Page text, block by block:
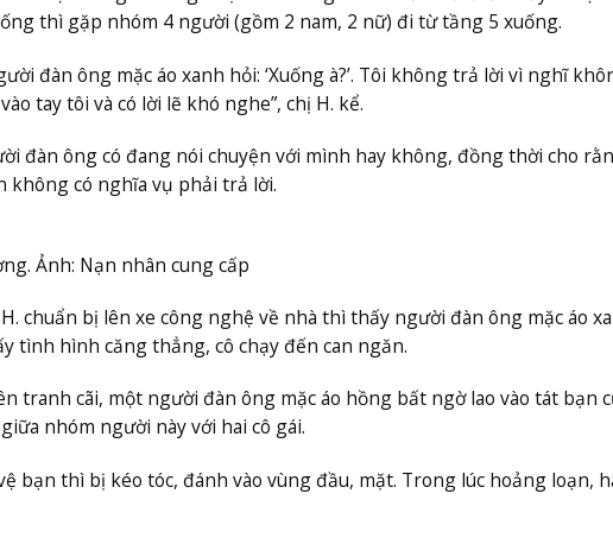
thì gặp nhóm 4 người (gồm 2 nam, 2 nữ) đi từ tầng 5 xuống.
đàn ông mặc áo xanh hỏi: ‘Xuống à?’. Tôi không trả lời vì nghĩ
tay tôi và có lời lẽ khó nghe”, chị H. kể.
đàn ông có đang nói chuyện với mình hay không, đồng thời cho
không có nghĩa vụ phải trả lời.
Ảnh: Nạn nhân cung cấp
chuẩn bị lên xe công nghệ về nhà thì thấy người đàn ông mặc áo
tình hình căng thẳng, cô chạy đến can ngăn.
tranh cãi, một người đàn ông mặc áo hồng bất ngờ lao vào tát bạn
nhóm người này với hai cô gái.
bạn thì bị kéo tóc, đánh vào vùng đầu, mặt. Trong lúc hoảng loạn,